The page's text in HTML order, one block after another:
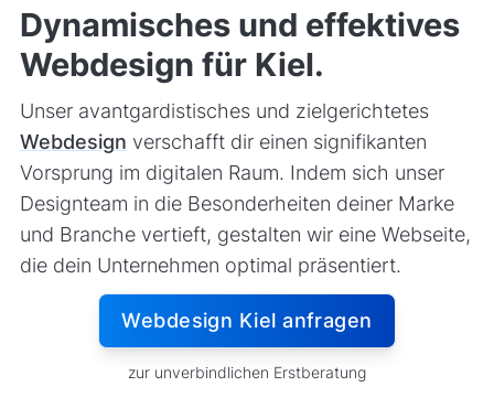
Dynamisches und effektives
Webdesign für Kiel.
Unser avantgardistisches und zielgerichtetes
Webdesign verschafft dir einen signifikanten
Vorsprung im digitalen Raum. Indem sich unser
Designteam in die Besonderheiten deiner Marke
und Branche vertieft, gestalten wir eine Webseite,
die dein Unternehmen optimal präsentiert.
Webdesign Kiel anfragen
zur unverbindlichen Erstberatung